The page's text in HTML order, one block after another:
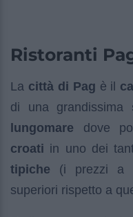
Ristoranti
La città di Pag è il
di una grandissima
lungomare dove
croati in uno dei
tipiche (i prezzi a
superiori rispetto a